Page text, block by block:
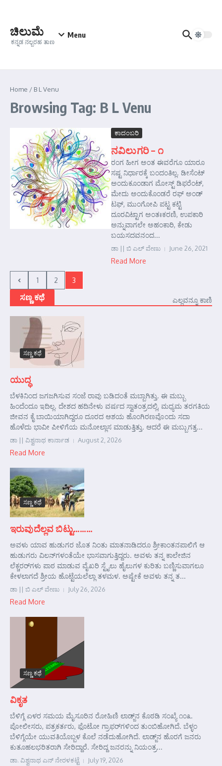
ಚಿಲುಮೆ
ಕನ್ನಡ ನಲ್ಬರಹ ತಾಣ
Menu
Home / B L Venu
Browsing Tag: B L Venu
ಕಾದಂಬರಿ
ನವಿಲುಗರಿ – ೧
ರಂಗ ಹೀಗ ಅಂತ ಈವರೆಗೂ ಯಾರೂ
ಸಷ್ಟ ನಿರ್ಧಾರಕ್ಕೆ ಬಂದಂತಿಲ್ಲ. ಡೀಸೆಂಟ್
ಅಂದುಕೂಂಡಾಗ ಮೋಸ್ಟ್‌ ಡಿಫರೆಂಟ್‌,
ಮೇದು ಅಂದುಕೊಂಡರೆ ರಫ್ ಅಂಡ್
ಟಫ್, ಮುಂಗೋಪಿ ಪಟ್ಟ ಕಟ್ಟಿ
ದೂರವಿಟ್ಟಾಗ ಅಂತಃಕರಣಿ, ಉಪಕಾರಿ
ಅನ್ನುವಾಗಲೇ ಅಹಂಕಾರಿ, ಕೇಡು
ಬಯಸದವನಂದ...
ಡಾ || ಬಿ ಎಲ್ ವೇಣು June 26, 2021
Read More
1 2 3
ಸಣ್ಣ ಕಥೆ ಎಲ್ಲವನ್ನೂ ಕಾಣಿ
ಸಣ್ಣ ಕಥೆ
ಯುದ್ಧ
ಬೆಳಕಿನಿಂದ ಜಗಜಗಿಸುವ ಸಂಜೆ ರಾವು ಬಡಿದಂತೆ ಮಬ್ಬಾಗಿತ್ತು. ಈ ಮಬ್ಬು
ಹಿಂದೆಂದೂ ಇದಿಲ್ಲ. ದೇಶದ ಹದಿನೇಳು ವರ್ಷದ ಸ್ವಾತಂತ್ರದಲ್ಲಿ, ಮಧ್ಯಮ ತರಗತಿಯ
ಜೀವನ ಕೈ ಬಾಯಿಯಾಗಿದ್ದರೂ ದೂರದ ಆಶಯ ಹೊಂಗಿರಣವೊಂದು ಸದಾ
ಹೊಳೆದು ಭಾವೀ ಪೀಳಿಗೆಯ ಮನೋಲ್ಲಾಸ ಮಾಡುತ್ತಿತ್ತು. ಆದರೆ ಈ ಮಬ್ಬುಗತ್ತ...
ಡಾ || ವಿಶ್ವನಾಥ ಕಾರ್ನಾಡ August 2, 2026
Read More
ಸಣ್ಣ ಕಥೆ
ಇರುವುದೆಲ್ಲವ ಬಿಟ್ಟು………
ಅವಳು ಯಾವ ಹುಡುಗರ ಜೊತ ನಿಂತು ಮಾತನಾಡಿದರೂ ಶ್ರೀಕಾಂತನಪಾಲಿಗೆ ಆ
ಹುಡುಗರು ವಿಲನ್‌ಗಳಂತೆಯೇ ಭಾಸವಾಗುತ್ತಿದ್ದರು. ಅವಳು ತನ್ನ ಕಾಲೇಜಿನ
ಲೆಕ್ಚರರ್‌ಗಳು ಪಾಠ ಮಾಡುವ ವೈಖರಿ ಸ್ಟೈಲು ಹೈಲುಗಳ ಕುರಿತು ಬಣ್ಣಿಸುವಾಗಲೂ
ಕೇಳಲಾಗದೆ ಶ್ರೀಯ ಹೊಟ್ಟೆಯಲೆಲ್ಲಾ ತಳಮಳ. ಅಷ್ಟೇಕೆ ಅವಳು ತನ್ನ ತ...
ಡಾ || ಬಿ ಎಲ್ ವೇಣು July 26, 2026
Read More
ಸಣ್ಣ ಕಥೆ
ವಿಕೃತ
ಬೆಳಿಗ್ಗೆ ಏಳರ ಸಮಯ ಮೈಸೂರಿನ ರೋಹಿಣಿ ಲಾಡ್ಜ್‌ನ ಕೊಠಡಿ ಸಂಖ್ಯೆ ೧೦೩.
ಪೋಲೀಸರು, ಪತ್ರಕರ್ತರು, ಫೊಟೋ ಗ್ರಾಫರ್‌ಗಳಿಂದ ತುಂಬಿಹೋಗಿದೆ. ಬೆಳ್ಳಂ
ಬೆಳಿಗ್ಗೆಯೇ ಯುವತಿಯೊಬ್ಬಳ ಕೊಲೆ ನಡೆದುಹೋಗಿದೆ. ಲಾಡ್ಜ್‌ನ ಹೊರಗೆ ಜನರು
ಕುತೂಹಲಭರಿತರಾಗಿ ಸೇರಿದ್ದಾರೆ. ಸೇರಿದ್ದ ಜನರನ್ನು ನಿಯಂತ್ರ...
ಡಾ. ವಿಶ್ವನಾಥ ಎನ್ ನೇರಳಕಟ್ಟೆ July 19, 2026